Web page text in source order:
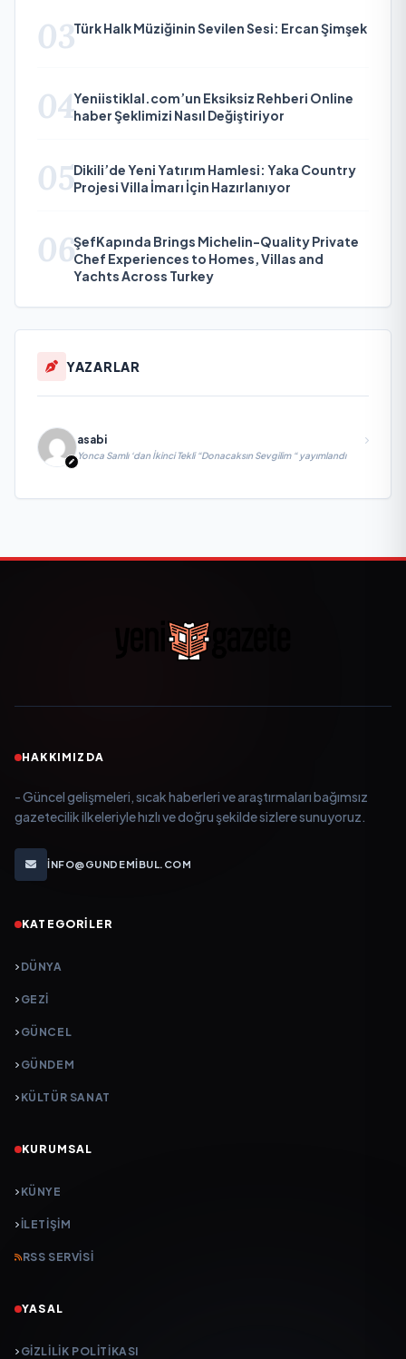
03Türk Halk Müziğinin Sevilen Sesi: Ercan Şimşek
04Yeniistiklal.com’un Eksiksiz Rehberi Online
haber Şeklimizi Nasıl Değiştiriyor
05Dikili’de Yeni Yatırım Hamlesi: Yaka Country
Projesi Villa İmarı İçin Hazırlanıyor
06ŞefKapında Brings Michelin-Quality Private
Chef Experiences to Homes, Villas and
Yachts Across Turkey
YAZARLAR
asabi
Yonca Samlı ‘dan İkinci Tekli “Donacaksın Sevgilim “ yayımlandı
HAKKIMIZDA
- Güncel gelişmeleri, sıcak haberleri ve araştırmaları bağımsız
gazetecilik ilkeleriyle hızlı ve doğru şekilde sizlere sunuyoruz.
INFO@GUNDEMIBUL.COM
KATEGORILER
DÜNYA
GEZI
GÜNCEL
GÜNDEM
KÜLTÜR SANAT
KURUMSAL
KÜNYE
İLETIŞIM
RSS SERVISI
YASAL
GIZLILIK POLITIKASI